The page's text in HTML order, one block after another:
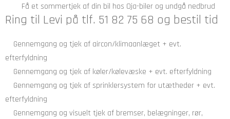
Få et sommertjek af din bil hos Oja-biler og undgå nedbrud
Ring til Levi på tlf. 51 82 75 68 og bestil tid
Gennemgang og tjek af aircon/klimaanlæget + evt.
efterfyldning
Gennemgang og tjek af køler/kølevæske + evt. efterfyldning
Gennemgang og tjek af sprinklersystem for utætheder + evt.
efterfyldning
Gennemgang og visuelt tjek af bremser, belægninger, rør,